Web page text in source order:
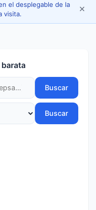
el desplegable de la
visita.
✕
Buscar
Buscar